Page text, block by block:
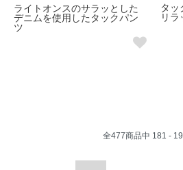
ライトオンスのサラッとした
デニムを使用したタックパン
ツ
タッ
リラ
全477商品中 181 -